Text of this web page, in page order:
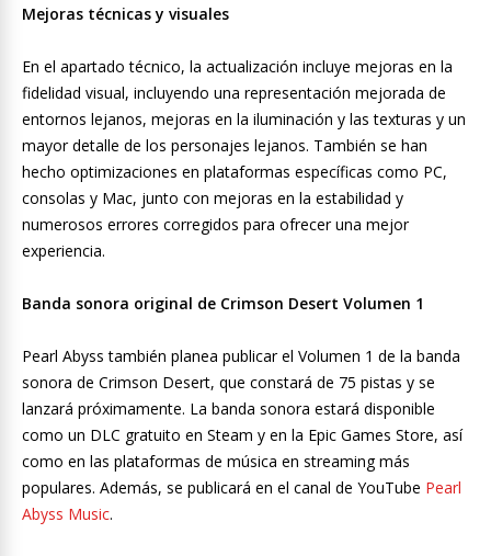
Mejoras técnicas y visuales
En el apartado técnico, la actualización incluye mejoras en la
fidelidad visual, incluyendo una representación mejorada de
entornos lejanos, mejoras en la iluminación y las texturas y un
mayor detalle de los personajes lejanos. También se han
hecho optimizaciones en plataformas específicas como PC,
consolas y Mac, junto con mejoras en la estabilidad y
numerosos errores corregidos para ofrecer una mejor
experiencia.
Banda sonora original de Crimson Desert Volumen 1
Pearl Abyss también planea publicar el Volumen 1 de la banda
sonora de Crimson Desert, que constará de 75 pistas y se
lanzará próximamente. La banda sonora estará disponible
como un DLC gratuito en Steam y en la Epic Games Store, así
como en las plataformas de música en streaming más
populares. Además, se publicará en el canal de YouTube Pearl
Abyss Music.